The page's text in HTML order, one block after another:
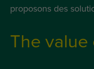
proposons des
The value